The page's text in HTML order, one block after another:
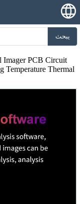
يبحث
PCB Circuit
Temperature Thermal